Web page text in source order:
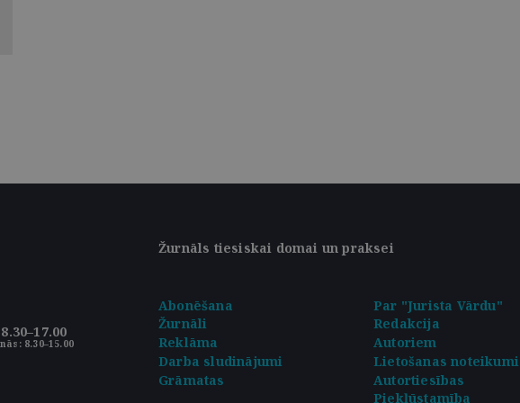
Žurnāls tiesiskai domai un praksei
8.30–15.00
Abonēšana
Par "Jurista Vārdu"
Žurnāli
Redakcija
Reklāma
Autoriem
Darba sludinājumi
Lietošanas noteikumi
Grāmatas
Autortiesības
Piekļūstamība